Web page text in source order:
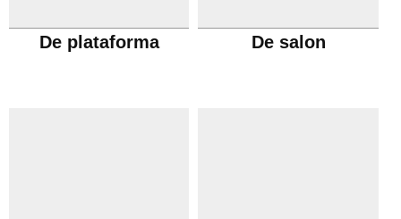
De plataforma De salon